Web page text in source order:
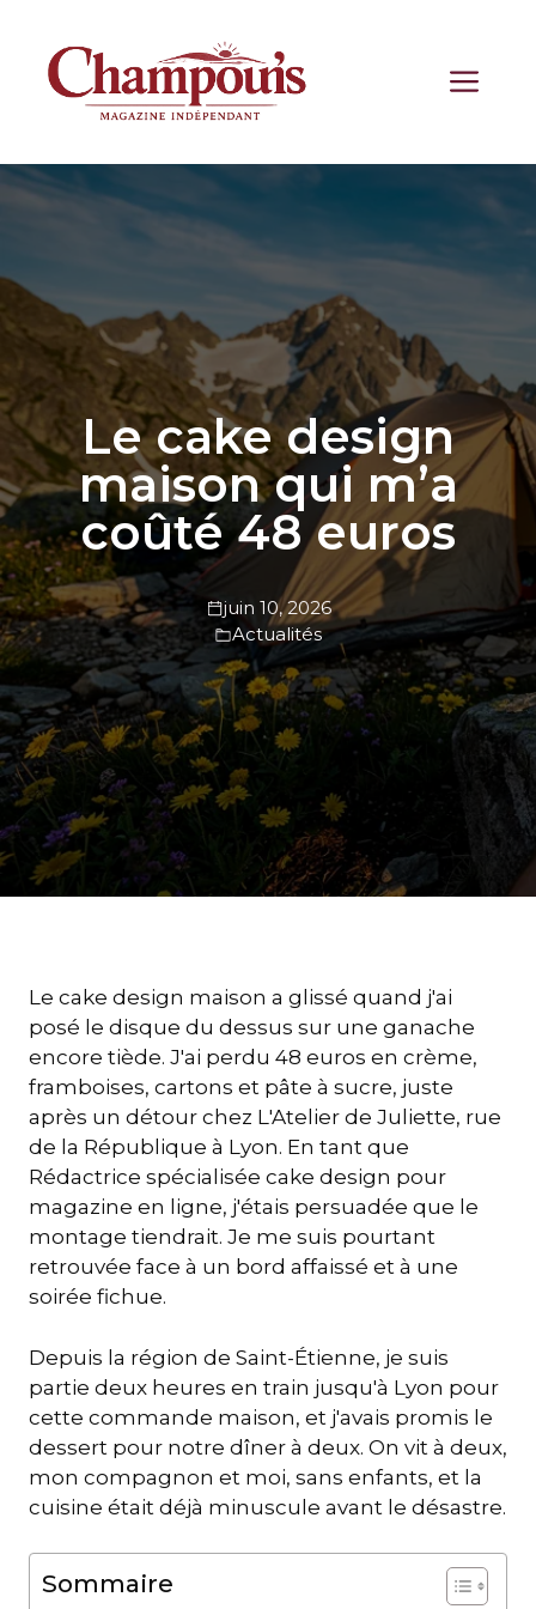
contenu
Le cake design
maison qui m’a
coûté 48 euros
juin 10, 2026
Actualités
Le cake design maison a glissé quand j'ai
posé le disque du dessus sur une ganache
encore tiède. J'ai perdu 48 euros en crème,
framboises, cartons et pâte à sucre, juste
après un détour chez L'Atelier de Juliette, rue
de la République à Lyon. En tant que
Rédactrice spécialisée cake design pour
magazine en ligne, j'étais persuadée que le
montage tiendrait. Je me suis pourtant
retrouvée face à un bord affaissé et à une
soirée fichue.
Depuis la région de Saint-Étienne, je suis
partie deux heures en train jusqu'à Lyon pour
cette commande maison, et j'avais promis le
dessert pour notre dîner à deux. On vit à deux,
mon compagnon et moi, sans enfants, et la
cuisine était déjà minuscule avant le désastre.
Sommaire